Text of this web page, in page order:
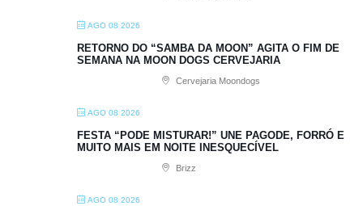
AGO 08 2026
RETORNO DO “SAMBA DA MOON” AGITA O FIM DE
SEMANA NA MOON DOGS CERVEJARIA
Cervejaria Moondogs
AGO 08 2026
FESTA “PODE MISTURAR!” UNE PAGODE, FORRÓ E
MUITO MAIS EM NOITE INESQUECÍVEL
Brizz
AGO 08 2026